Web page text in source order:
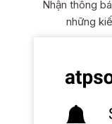
Nhận thông
những